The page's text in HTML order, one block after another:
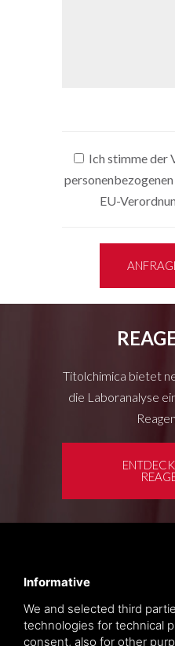
Ich stimme der
EU-
Titolchimica bietet
die Laboranalyse
Informative
We and selected third
technologies for technical
consent, also for other
Privacy policy